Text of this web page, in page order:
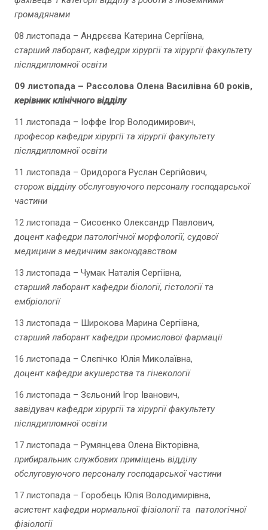
громадянами
08 листопада – Андрєєва Катерина Сергіївна,
старший лаборант, кафедри хірургії та хірургії факультету
післядипломної освіти
09 листопада – Рассолова Олена Василівна 60 років,
керівник клінічного відділу
11 листопада – Іоффе Ігор Володимирович,
професор кафедри хірургії та хірургії факультету
післядипломної освіти
11 листопада – Оридорога Руслан Сергійович,
сторож відділу обслуговуючого персоналу господарської
частини
12 листопада – Сисоєнко Олександр Павлович,
доцент кафедри патологічної морфології, судової
медицини з медичним законодавством
13 листопада – Чумак Наталія Сергіївна,
старший лаборант кафедри біології, гістології та
ембріології
13 листопада – Широкова Марина Сергіївна,
старший лаборант кафедри промислової фармації
16 листопада – Слєпічко Юлія Миколаївна,
доцент кафедри акушерства та гінекології
16 листопада – Зєльоний Ігор Іванович,
завідувач кафедри хірургії та хірургії факультету
післядипломної освіти
17 листопада – Румянцева Олена Вікторівна,
прибиральник службових приміщень відділу
обслуговуючого персоналу господарської частини
17 листопада – Горобець Юлія Володимирівна,
асистент кафедри нормальної фізіології та патологічної
фізіології